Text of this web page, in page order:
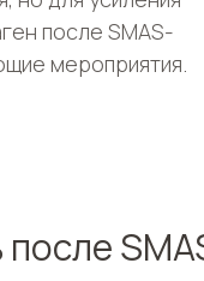
после SMAS-
мероприятия.